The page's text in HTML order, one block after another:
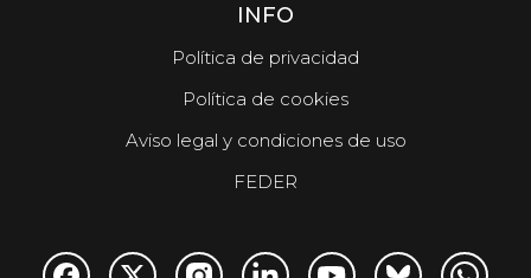
INFO
Política de privacidad
Política de cookies
Aviso legal y condiciones de uso
FEDER